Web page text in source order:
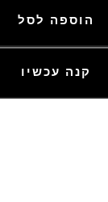
הוספה לסל
קנה עכשיו